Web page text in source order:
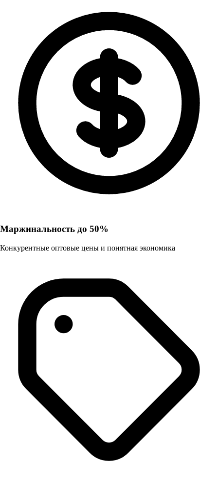
Маржинальность до 50%
Конкурентные оптовые цены и понятная экономика